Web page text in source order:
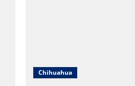
Chihuahua